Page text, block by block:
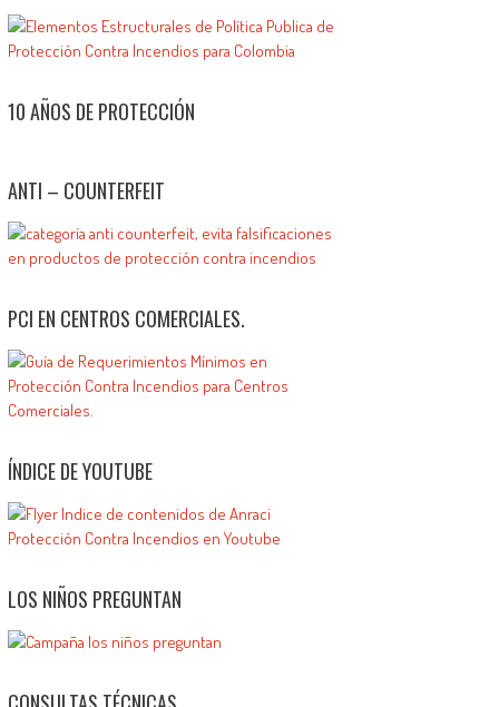
10 AÑOS DE PROTECCIÓN
ANTI – COUNTERFEIT
PCI EN CENTROS COMERCIALES.
ÍNDICE DE YOUTUBE
LOS NIÑOS PREGUNTAN